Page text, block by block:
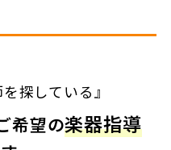
探している』
希望の楽器指導